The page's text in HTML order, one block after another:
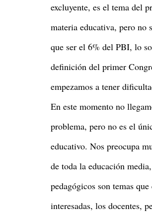
excluyente, es el tema del
materia educativa, pero no
que ser el 6% del PBI, lo
definición del primer
empezamos a tener
En este momento no
problema, pero no es el
educativo. Nos preocupa
de toda la educación
pedagógicos son temas
interesadas, los docentes,